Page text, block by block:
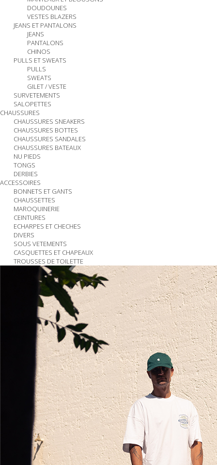
DOUDOUNES
VESTES BLAZERS
JEANS ET PANTALONS
JEANS
PANTALONS
CHINOS
PULLS ET SWEATS
PULLS
SWEATS
GILET / VESTE
SURVETEMENTS
SALOPETTES
CHAUSSURES
CHAUSSURES SNEAKERS
CHAUSSURES BOTTES
CHAUSSURES SANDALES
CHAUSSURES BATEAUX
NU PIEDS
TONGS
DERBIES
ACCESSOIRES
BONNETS ET GANTS
CHAUSSETTES
MAROQUINERIE
CEINTURES
ECHARPES ET CHECHES
DIVERS
SOUS VETEMENTS
CASQUETTES ET CHAPEAUX
TROUSSES DE TOILETTE